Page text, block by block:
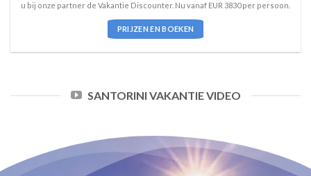
u bij onze partner de Vakantie Discounter. Nu vanaf EUR 3830 per persoon.
PRIJZEN EN BOEKEN
SANTORINI VAKANTIE VIDEO